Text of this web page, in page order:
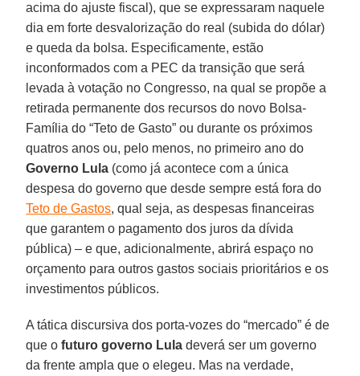
acima do ajuste fiscal), que se expressaram naquele
dia em forte desvalorização do real (subida do dólar)
e queda da bolsa. Especificamente, estão
inconformados com a PEC da transição que será
levada à votação no Congresso, na qual se propõe a
retirada permanente dos recursos do novo Bolsa-
Família do “Teto de Gasto” ou durante os próximos
quatros anos ou, pelo menos, no primeiro ano do
Governo Lula (como já acontece com a única
despesa do governo que desde sempre está fora do
Teto de Gastos, qual seja, as despesas financeiras
que garantem o pagamento dos juros da dívida
pública) – e que, adicionalmente, abrirá espaço no
orçamento para outros gastos sociais prioritários e os
investimentos públicos.
A tática discursiva dos porta-vozes do “mercado” é de
que ofuturo governo Lula deverá ser um governo
da frente ampla que o elegeu. Mas na verdade,